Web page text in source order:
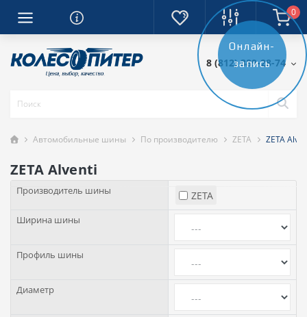
0
8 (812) 389-28-74
Автомобильные шины По производителю ZETA ZETA
ZETA Alventi
Производитель шины ZETA
Ширина шины
Профиль шины
Диаметр
Онлайн-
запись